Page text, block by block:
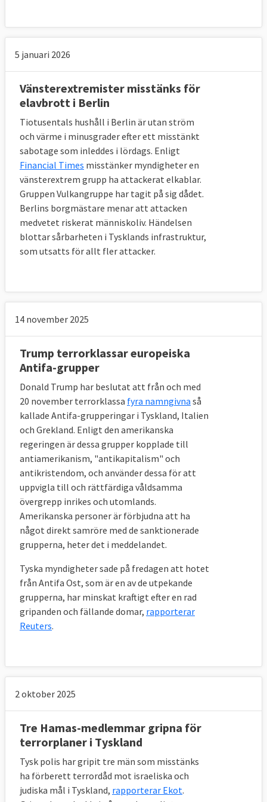
11. Vad är Europeiskt centrum mot
terrorism – ECTC?
ECTC
vars huvudsyfte är att optimera
användningen av befintliga verktyg som
terrorism. ECTC kan även underlätta samtal
och utbyten med länder utanför EU.
12. Vad görs mot radikalisering?
Sedan sommaren 2017 träffas en
expertgrupp mot radikalisering,HLCEG-R
med deltagare från medlemsländerna. Dess
uppdrag är att ta fram ett antal
arbetet mot radikalisering. Den lämnade i
Terroristattacker 1970-2015
Storbritannien är det EU-land där flest har
dött i terroristattacker mellan 1970 och
2015, därefter Spanien och Frankrike. De
allra flesta dödsfallen skedde innan
millennieskiftet.
Tidslinje
2001
USA är starten på diskussioner om ökat
samarbete för att bekämpa terrorism på
EU-nivå. Av de dåvarande 15 EU-länderna
hade bara sex (Storbritannien, Italien,
Terrorismbekämpning sätts för första
gången på EU:s agenda vid ett extrainsatt
möte för inrikes- och justitieministrarna i
september.
I december samma år upprättade EU en
förteckning över personer, grupper och
enheter som anses vara inblandade i
5 januari 2026
Vänsterextremister misstänks för
elavbrott i Berlin
Tiotusentals hushåll i Berlin är utan ström
och värme i minusgrader efter ett misstänkt
sabotage som inleddes i lördags. Enligt
Financial Times misstänker myndigheter en
vänsterextrem grupp ha attackerat elkablar.
Gruppen Vulkangruppe har tagit på sig dådet.
Berlins borgmästare menar att attacken
medvetet riskerat människoliv. Händelsen
blottar sårbarheten i Tysklands infrastruktur,
som utsatts för allt fler attacker.
14 november 2025
Trump terrorklassar europeiska
Antifa-grupper
Donald Trump har beslutat att från och med
20 november terrorklassa fyra namngivna så
kallade Antifa-grupperingar i Tyskland, Italien
och Grekland. Enligt den amerikanska
regeringen är dessa grupper kopplade till
antiamerikanism, "antikapitalism" och
antikristendom, och använder dessa för att
uppvigla till och rättfärdiga våldsamma
övergrepp inrikes och utomlands.
Amerikanska personer är förbjudna att ha
något direkt samröre med de sanktionerade
grupperna, heter det i meddelandet.
Tyska myndigheter sade på fredagen att hotet
från Antifa Ost, som är en av de utpekande
grupperna, har minskat kraftigt efter en rad
gripanden och fällande domar, rapporterar
Reuters.
2 oktober 2025
Tre Hamas-medlemmar gripna för
terrorplaner i Tyskland
Tysk polis har gripit tre män som misstänks
ha förberett terrordåd mot israeliska och
judiska mål i Tyskland, rapporterar Ekot.